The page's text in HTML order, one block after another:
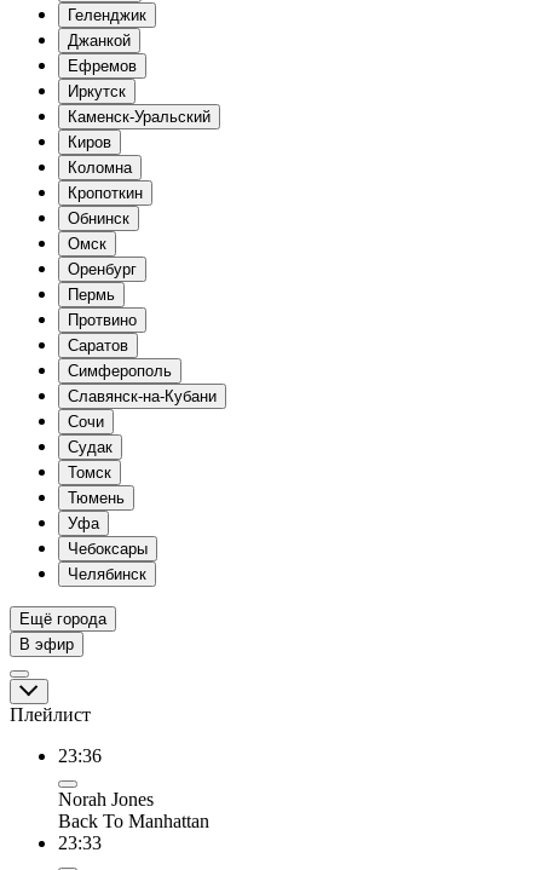
Геленджик
Джанкой
Ефремов
Иркутск
Каменск-Уральский
Киров
Коломна
Кропоткин
Обнинск
Омск
Оренбург
Пермь
Протвино
Саратов
Симферополь
Славянск-на-Кубани
Сочи
Судак
Томск
Тюмень
Уфа
Чебоксары
Челябинск
Ещё города
В эфир
Плейлист
23:36
Norah Jones
Back To Manhattan
23:33